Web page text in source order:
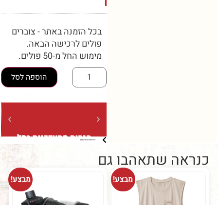
בכל הזמנה באתר - צוברים
פולים לרכישה הבאה.
מימוש החל מ-50 פולים.
הוספה לסל
הנחות מתעדכנות בסל
ברכישה
שתאהבו גם
מבצע!